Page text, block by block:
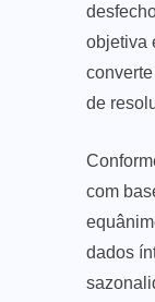
objetiva
de
com
dados